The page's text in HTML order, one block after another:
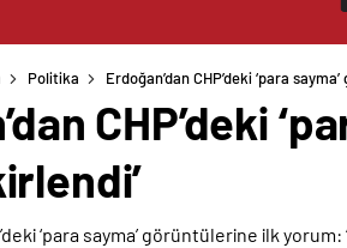
Politika Erdoğan’dan CHP’deki ‘para
CHP’deki